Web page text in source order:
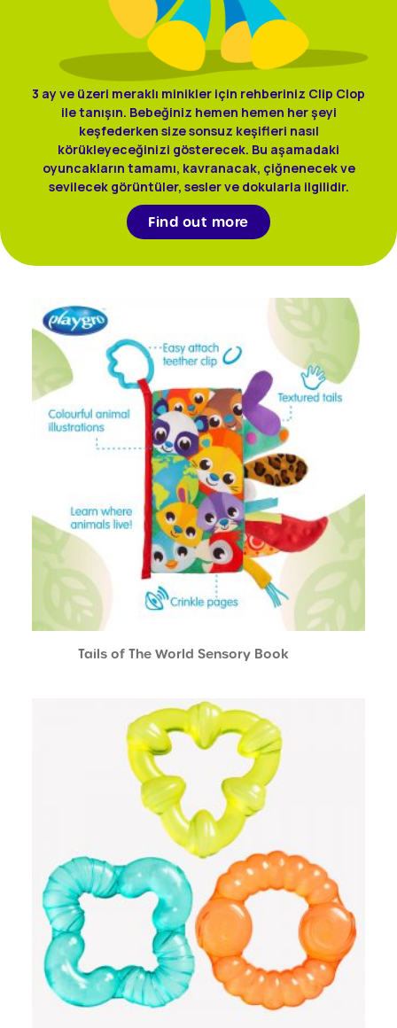
3 ay ve üzeri meraklı minikler için rehberiniz Clip Clop
ile tanışın. Bebeğiniz hemen hemen her şeyi
keşfederken size sonsuz keşifleri nasıl
körükleyeceğinizi gösterecek. Bu aşamadaki
oyuncakların tamamı, kavranacak, çiğnenecek ve
sevilecek görüntüler, sesler ve dokularla ilgilidir.
Find out more
Tails of The World Sensory Book